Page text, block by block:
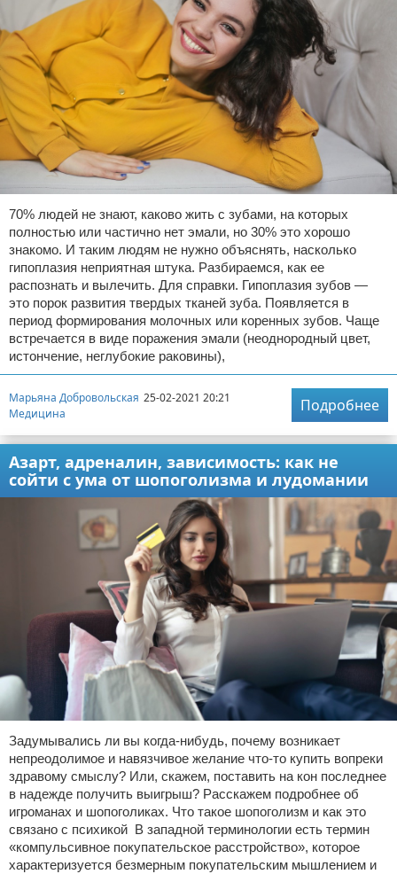
70% людей не знают, каково жить с зубами, на которых
полностью или частично нет эмали, но 30% это хорошо
знакомо. И таким людям не нужно объяснять, насколько
гипоплазия неприятная штука. Разбираемся, как ее
распознать и вылечить. Для справки. Гипоплазия зубов —
это порок развития твердых тканей зуба. Появляется в
период формирования молочных или коренных зубов. Чаще
встречается в виде поражения эмали (неоднородный цвет,
истончение, неглубокие раковины),
Марьяна Добровольская 25-02-2021 20:21
Медицина
Подробнее
Азарт, адреналин, зависимость: как не
сойти с ума от шопоголизма и лудомании
Задумывались ли вы когда-нибудь, почему возникает
непреодолимое и навязчивое желание что-то купить вопреки
здравому смыслу? Или, скажем, поставить на кон последнее
в надежде получить выигрыш? Расскажем подробнее об
игроманах и шопоголиках. Что такое шопоголизм и как это
связано с психикой В западной терминологии есть термин
«компульсивное покупательское расстройство», которое
характеризуется безмерным покупательским мышлением и